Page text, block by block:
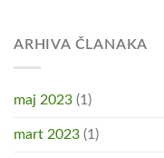
ARHIVA ČLANAKA
maj 2023 (1)
mart 2023 (1)